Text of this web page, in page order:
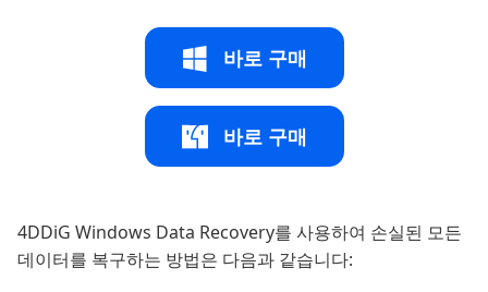
바로 구매
바로 구매
4DDiG Windows Data Recovery를 사용하여 손실된 모든
데이터를 복구하는 방법은 다음과 같습니다: